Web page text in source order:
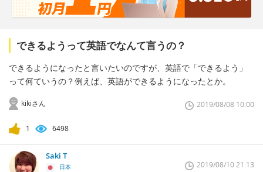
できるようって英語でなんて言うの？
できるようになったと言いたいのですが、英語で「できるよう」
って何ていうの？例えば、英語ができるようになったとか。
kikiさん 2019/08/08 10:00
1 6498
Saki T
日本 2019/08/10 21:13